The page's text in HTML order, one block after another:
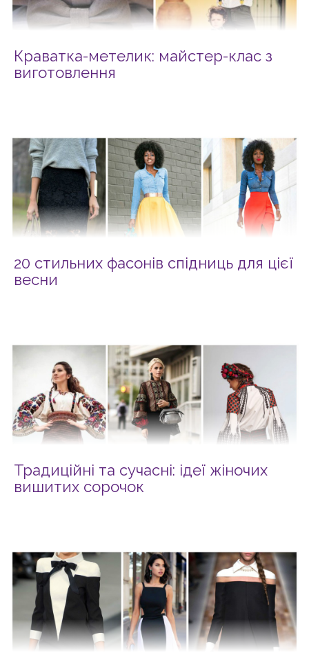
Краватка-метелик: майстер-клас з
виготовлення
20 стильних фасонів спідниць для цієї
весни
Традиційні та сучасні: ідеї жіночих
вишитих сорочок